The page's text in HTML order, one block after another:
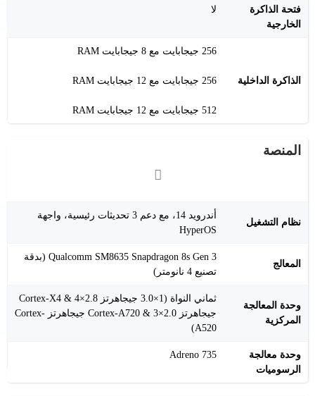
فتحة الذاكرة
الخارجية
لا
الذاكرة الداخلية
256 جيجابايت مع 8 جيجابايت RAM
256 جيجابايت مع 12 جيجابايت RAM
512 جيجابايت مع 12 جيجابايت RAM
المنصة
نظام التشغيل
أندرويد 14، مع دعم 3 تحديثات رئيسية، واجهة
HyperOS
المعالج
Qualcomm SM8635 Snapdragon 8s Gen 3 (بدقة
تصنيع 4 نانومتر)
وحدة المعالجة
المركزية
ثماني النواة (1×3.0 جيجاهرتز Cortex-X4 & 4×2.8
جيجاهرتز Cortex-A720 & 3×2.0 جيجاهرتز Cortex-
A520)
وحدة معالجة
الرسوميات
Adreno 735